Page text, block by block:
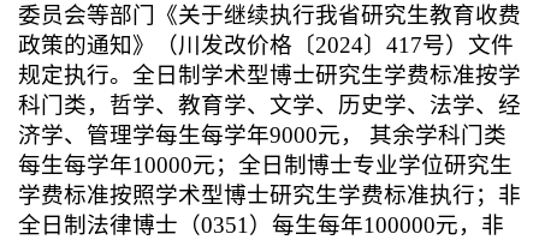
委员会等部门《关于继续执行我省研究生教育收费
政策的通知》（川发改价格〔2024〕417号） 文件
规定执行。全日制学术型博士研究生学费标准按学
科门类，哲学、教育学、文学、历史学、法学、经
济学、管理学每生每学年9000元， 其余学科门类
每生每学年10000元；全日制博士专业学位研究生
学费标准按照学术型博士研究生学费标准执行；非
全日制法律博士（0351）每生每年100000元，非